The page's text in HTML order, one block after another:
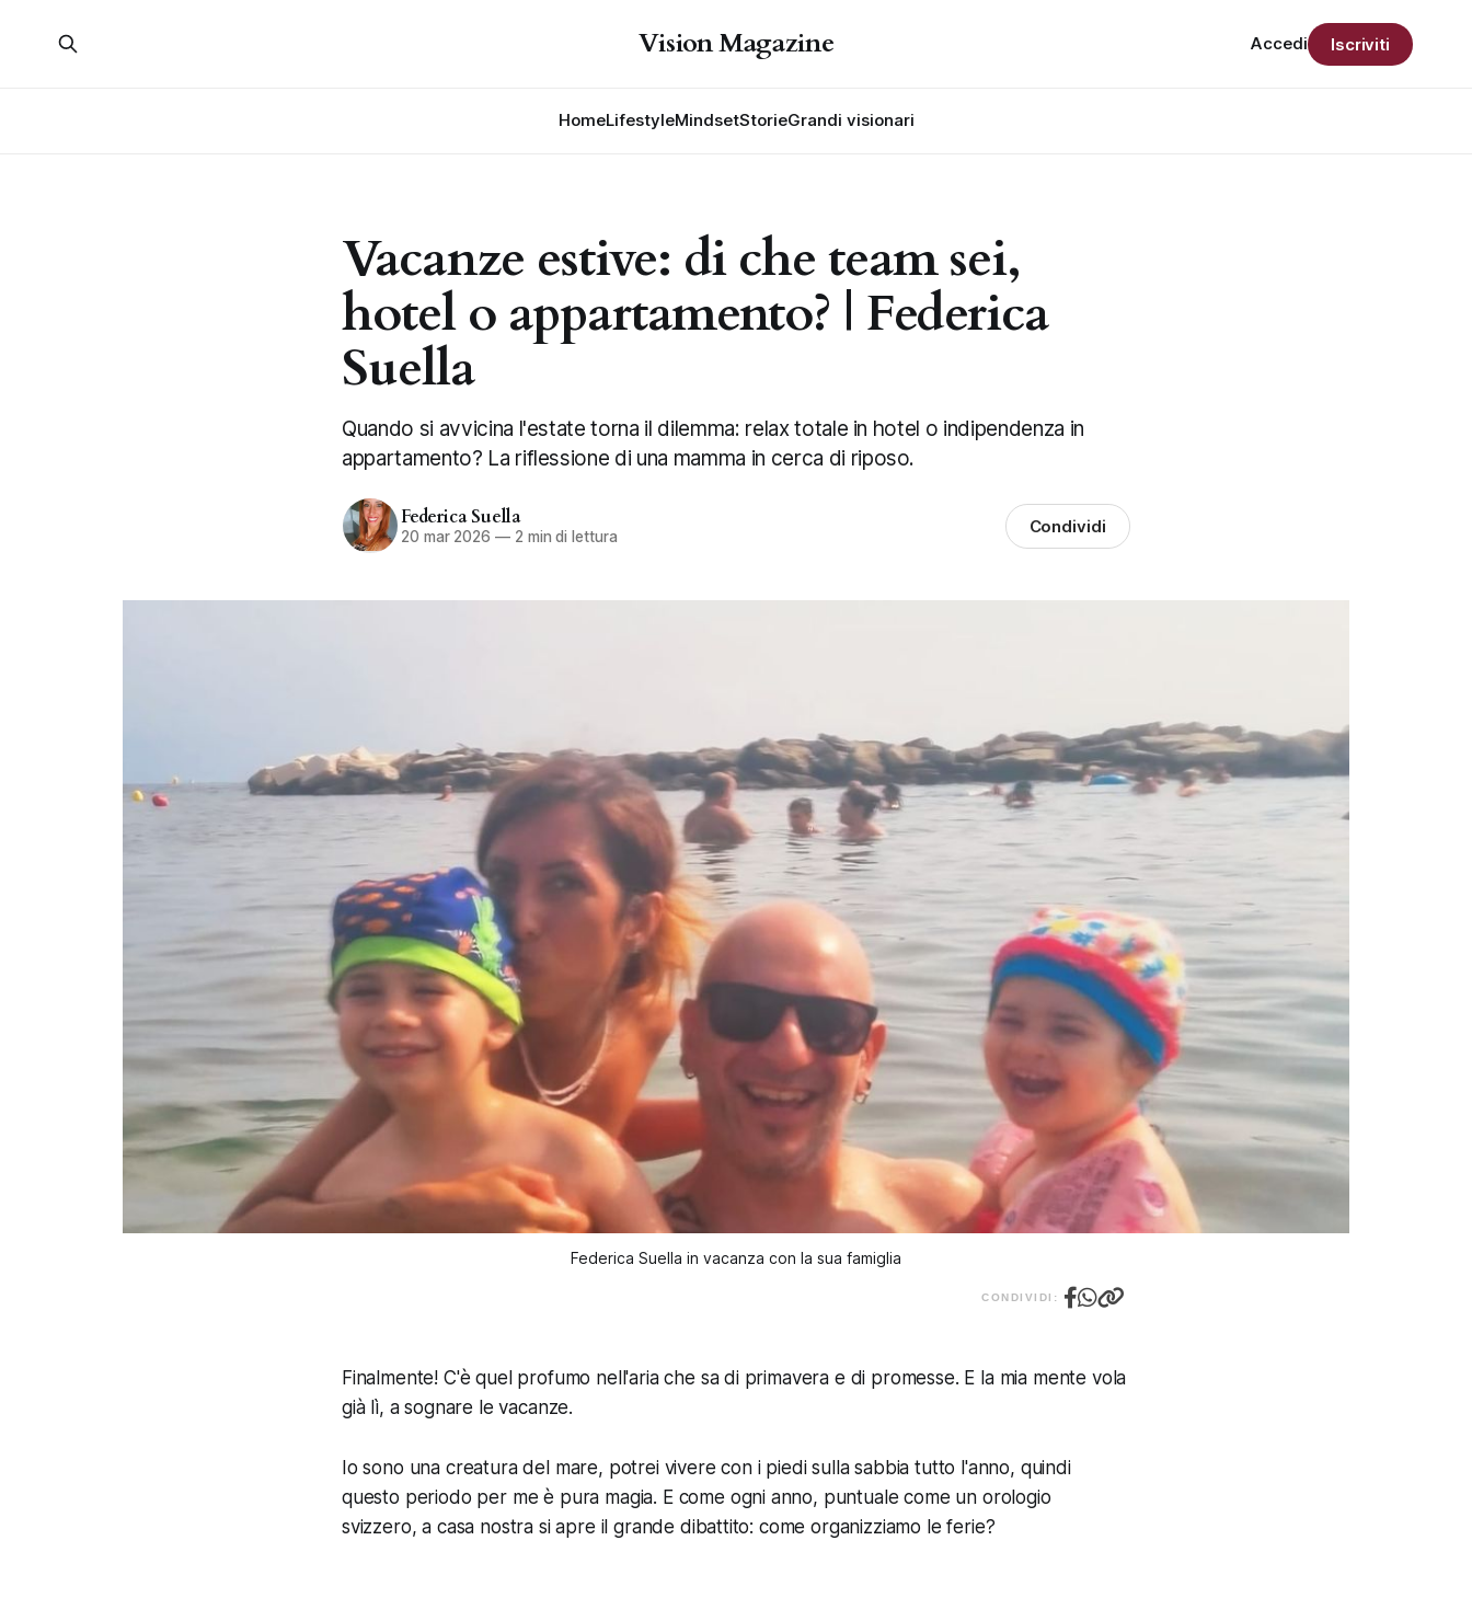
Vision Magazine
HomeLifestyleMindsetStorieGrandi visionari
Accedi Iscriviti
Vacanze estive: di che team sei,
hotel o appartamento? | Federica
Suella
Quando si avvicina l'estate torna il dilemma: relax totale in hotel o indipendenza in
appartamento? La riflessione di una mamma in cerca di riposo.
Federica Suella
20 mar 2026 —2 min di lettura Condividi
Federica Suella in vacanza con la sua famiglia
CONDIVIDI:
Finalmente! C'è quel profumo nell'aria che sa di primavera e di promesse. E la mia mente vola
già lì, a sognare le vacanze.
Io sono una creatura del mare, potrei vivere con i piedi sulla sabbia tutto l'anno, quindi
questo periodo per me è pura magia. E come ogni anno, puntuale come un orologio
svizzero, a casa nostra si apre il grande dibattito: come organizziamo le ferie?